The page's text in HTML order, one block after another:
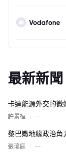
Vodafone
最新新聞
卡達能源外交的微
許景桓 --
黎巴嫩地緣政治角
張瑋庭 --